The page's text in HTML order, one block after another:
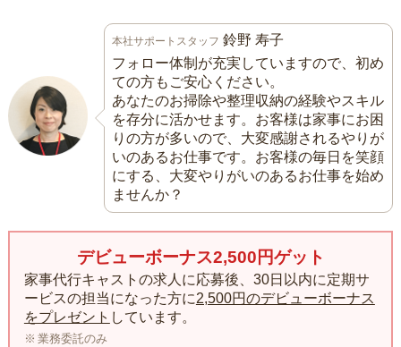
本社サポートスタッフ 鈴野 寿子
フォロー体制が充実していますので、初め
ての方もご安心ください。
あなたのお掃除や整理収納の経験やスキル
を存分に活かせます。お客様は家事にお困
りの方が多いので、大変感謝されるやりが
いのあるお仕事です。お客様の毎日を笑顔
にする、大変やりがいのあるお仕事を始め
ませんか？
デビューボーナス2,500円ゲット
家事代行キャストの求人に応募後、30日以内に定期サ
ービスの担当になった方に2,500円のデビューボーナス
をプレゼント しています。
業務委託のみ